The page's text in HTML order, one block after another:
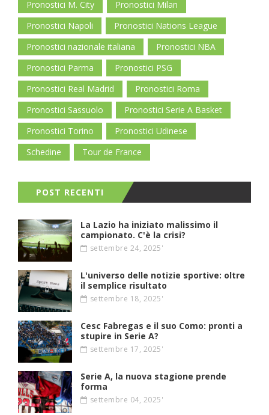
Pronostici M. City
Pronostici Milan
Pronostici Napoli
Pronostici Nations League
Pronostici nazionale italiana
Pronostici NBA
Pronostici Parma
Pronostici PSG
Pronostici Real Madrid
Pronostici Roma
Pronostici Sassuolo
Pronostici Serie A Basket
Pronostici Torino
Pronostici Udinese
Schedine
Tour de France
POST RECENTI
La Lazio ha iniziato malissimo il
campionato. C'è la crisi?
settembre 24, 2025'
L'universo delle notizie sportive: oltre
il semplice risultato
settembre 18, 2025'
Cesc Fabregas e il suo Como: pronti a
stupire in Serie A?
settembre 17, 2025'
Serie A, la nuova stagione prende
forma
settembre 04, 2025'